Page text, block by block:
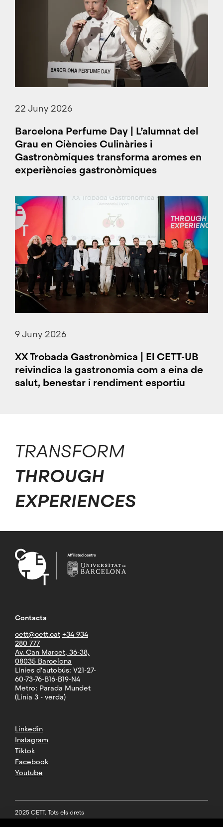
22 Juny 2026
Barcelona Perfume Day | L’alumnat del
Grau en Ciències Culinàries i
Gastronòmiques transforma aromes en
experiències gastronòmiques
9 Juny 2026
XX Trobada Gastronòmica | El CETT-UB
reivindica la gastronomia com a eina de
salut, benestar i rendiment esportiu
TRANSFORM
THROUGH
EXPERIENCES
Contacta
cett@cett.cat +34 934
280 777
Av. Can Marcet, 36-38,
08035 Barcelona
Línies d'autobús: V21-27-
60-73-76-B16-B19-N4
Metro: Parada Mundet
(Línia 3 - verda)
Linkedin
Instagram
Tiktok
Facebook
Youtube
2025 CETT. Tots els drets
reservats